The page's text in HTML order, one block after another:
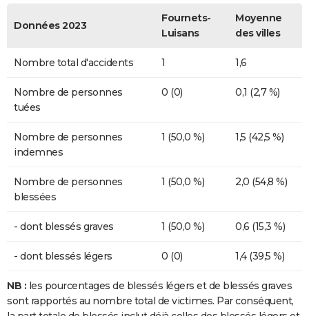
Données 2023
Fournets-
Luisans
Moyenne
des villes
Nombre total d'accidents 1 1,6
Nombre de personnes
tuées
0 (0) 0,1 (2,7 %)
Nombre de personnes
indemnes
1 (50,0 %) 1,5 (42,5 %)
Nombre de personnes
blessées
1 (50,0 %) 2,0 (54,8 %)
- dont blessés graves 1 (50,0 %) 0,6 (15,3 %)
- dont blessés légers 0 (0) 1,4 (39,5 %)
NB : les pourcentages de blessés légers et de blessés graves
sont rapportés au nombre total de victimes. Par conséquent,